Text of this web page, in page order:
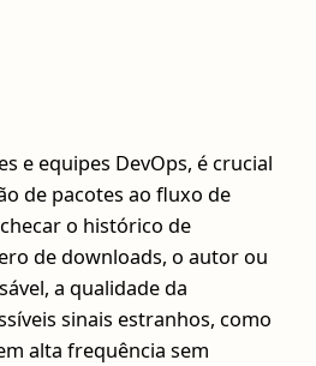
e equipes DevOps, é crucial
de pacotes ao fluxo de
o histórico de
de downloads, o autor ou
a qualidade da
sinais estranhos, como
alta frequência sem